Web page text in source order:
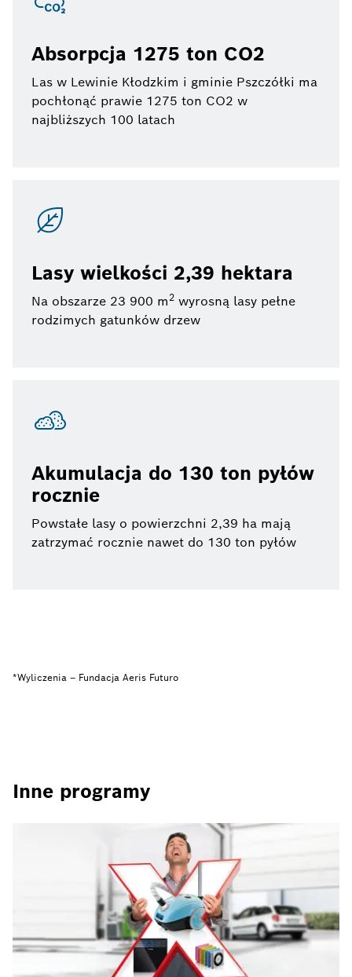
Absorpcja 1275 ton CO2
Las w Lewinie Kłodzkim i gminie Pszczółki ma
pochłonąć prawie 1275 ton CO2 w
najbliższych 100 latach
Lasy wielkości 2,39 hektara
Na obszarze 23 900 m 2 wyrosną lasy pełne
rodzimych gatunków drzew
Akumulacja do 130 ton pyłów
rocznie
Powstałe lasy o powierzchni 2,39 ha mają
zatrzymać rocznie nawet do 130 ton pyłów
*Wyliczenia – Fundacja Aeris Futuro
Inne programy